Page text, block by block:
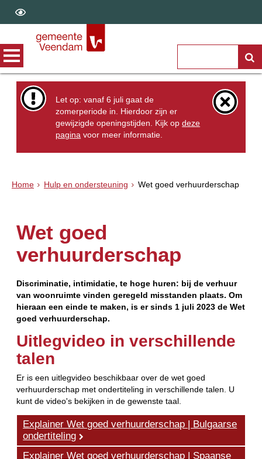
Let op: vanaf 6 juli gaat de
zomerperiode in. Hierdoor zijn er
gewijzigde openingstijden. Kijk opdeze
pagina voor meer informatie.
Home Hulp en ondersteuning Wet goed verhuurderschap
Wet goed
verhuurderschap
Discriminatie, intimidatie, te hoge huren: bij de verhuur
van woonruimte vinden geregeld misstanden plaats. Om
hieraan een einde te maken, is er sinds 1 juli 2023 de Wet
goed verhuurderschap.
Uitlegvideo in verschillende
talen
Er is een uitlegvideo beschikbaar over de wet goed
verhuurderschap met ondertiteling in verschillende talen. U
kunt de video's bekijken in de gewenste taal.
Explainer Wet goed verhuurderschap | Bulgaarse
ondertiteling
Explainer Wet goed verhuurderschap | Spaanse